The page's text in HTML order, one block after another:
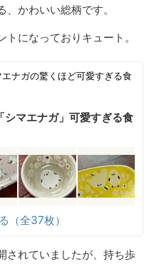
かわいい総柄です。
になっておりキュート。
ナガの驚くほど可愛すぎる食
シマエナガ」可愛すぎる食
（全37枚）
されていましたが、持ち歩